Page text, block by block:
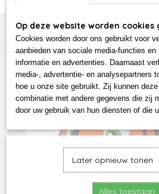
Home >Duck Shop> Wild Republic
badeendje TIGER TIJGER
Op deze website worden cookies
Cookies worden door ons gebruikt voor
aanbieden van sociale media-functies
informatie en advertenties. Daarnaast
media-, advertentie- en analysepartners
hoe u onze site gebruikt. Zij kunnen
combinatie met andere gegevens die zij
door uw gebruik van hun diensten of die
Later opnieuw tonen
Alles toestaan